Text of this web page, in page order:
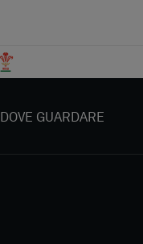
DOVE GUARDARE